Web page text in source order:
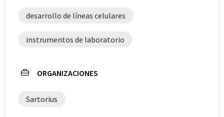
vocabulario, sintaxis o gramática. El artículo original en
Inglés se puede encontraraquí.
desarrollo de líneas celulares
instrumentos de laboratorio
ORGANIZACIONES
Sartorius